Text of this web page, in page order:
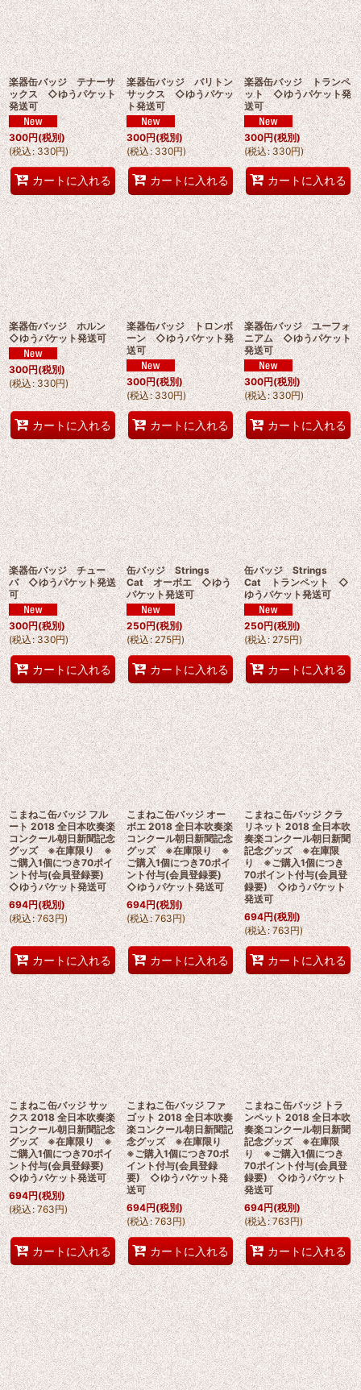
楽器缶バッジ テナーサ
ックス ◇ゆうパケット
発送可
300円(税別)
(税込: 330円)
カートに入れる
楽器缶バッジ バリトン
サックス ◇ゆうパケッ
ト発送可
300円(税別)
(税込: 330円)
カートに入れる
楽器缶バッジ トランペ
ット ◇ゆうパケット発
送可
300円(税別)
(税込: 330円)
カートに入れる
楽器缶バッジ ホルン
◇ゆうパケット発送可
300円(税別)
(税込 : 330円)
カートに入れる
楽器缶バッジ トロンボ
ーン ◇ゆうパケット発
送可
300円(税別)
(税込: 330円)
カートに入れる
楽器缶バッジ ユーフォ
ニアム ◇ゆうパケット
発送可
300円(税別)
(税込: 330円)
カートに入れる
楽器缶バッジ チュー
バ ◇ゆうパケット発送
可
300円(税別)
(税込: 330円)
カートに入れる
缶バッジ Strings
Cat オーボエ ◇ゆう
パケット発送可
250円(税別)
(税込: 275円)
カートに入れる
缶バッジ Strings
Cat トランペット ◇
ゆうパケット発送可
250円(税別)
(税込: 275円)
カートに入れる
こまねこ缶バッジ フル
ート 2018 全日本吹奏楽
コンクール朝日新聞記念
グッズ ※在庫限り ※
ご購入1個につき70ポイ
ント付与(会員登録要)
◇ゆうパケット発送可
694円(税別)
(税込: 763円)
カートに入れる
こまねこ缶バッジ オー
ボエ 2018 全日本吹奏楽
コンクール朝日新聞記念
グッズ ※在庫限り ※
ご購入1個につき70ポイ
ント付与(会員登録要)
◇ゆうパケット発送可
694円(税別)
(税込: 763円)
カートに入れる
こまねこ缶バッジ クラ
リネット 2018 全日本吹
奏楽コンクール朝日新聞
記念グッズ ※在庫限
り ※ご購入1個につき
70ポイント付与(会員登
録要) ◇ゆうパケット
発送可
694円(税別)
(税込: 763円)
カートに入れる
こまねこ缶バッジ サッ
クス 2018 全日本吹奏楽
コンクール朝日新聞記念
グッズ ※在庫限り ※
ご購入1個につき70ポイ
ント付与(会員登録要)
◇ゆうパケット発送可
694円(税別)
(税込: 763円)
カートに入れる
こまねこ缶バッジ ファ
ゴット 2018 全日本吹奏
楽コンクール朝日新聞記
念グッズ ※在庫限り
※ご購入1個につき70ポ
イント付与(会員登録
要) ◇ゆうパケット発
送可
694円(税別)
(税込: 763円)
カートに入れる
こまねこ缶バッジ トラ
ンペット 2018 全日本吹
奏楽コンクール朝日新聞
記念グッズ ※在庫限
り ※ご購入1個につき
70ポイント付与(会員登
録要) ◇ゆうパケット
発送可
694円(税別)
(税込: 763円)
カートに入れる